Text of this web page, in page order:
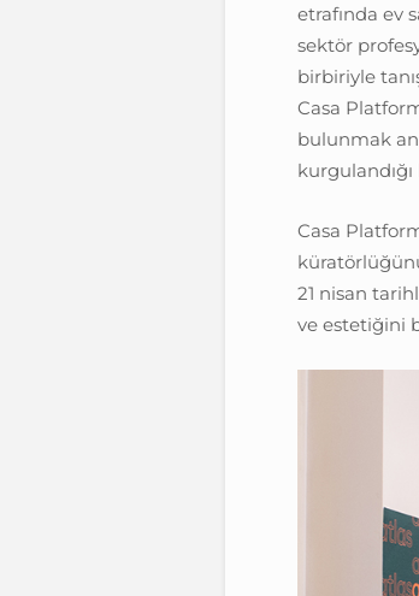
etrafında ev
sektör
birbiriyle
Casa
bulunmak
Casa
21 nisan
ve estetiğini